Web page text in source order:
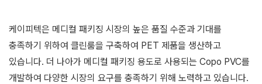
케이피텍은 메디컬 패키징 시장의 높은 품질 수준과 기대를
충족하기 위하여 클린룸을 구축하여 PET 제품을 생산하고
있습니다. 더 나아가 메디컬 패키징 용도로 사용되는 Copo PVC를
개발하여 다양한 시장의 요구를 충족하기 위해 노력하고 있습니다.